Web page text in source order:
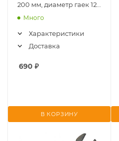
200 мм, диаметр гаек 12-
20мм 1045-32-200
Много
Характеристики
Доставка
690 ₽
В КОРЗИНУ